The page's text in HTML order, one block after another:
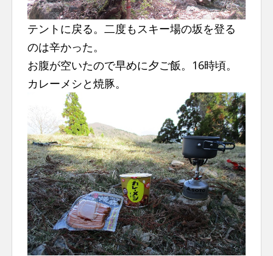
テントに戻る。二度もスキー場の坂を登る
のは辛かった。
お腹が空いたので早めに夕ご飯。16時頃。
カレーメシと焼豚。